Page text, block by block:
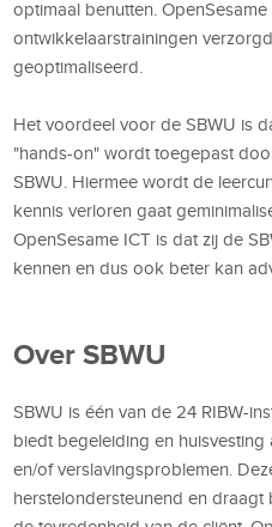
optimaal benutten.
ontwikkelaarstrainingen
geoptimaliseerd.
Het voordeel voor de SBWU is
"hands-on" wordt toegepast
SBWU. Hiermee wordt de
kennis verloren gaat
OpenSesame ICT is dat zij de
kennen en dus ook beter kan
Over SBWU
SBWU is één van de 24 RIBW-
biedt begeleiding en huisvesting
en/of verslavingsproblemen.
herstelondersteunend en draagt